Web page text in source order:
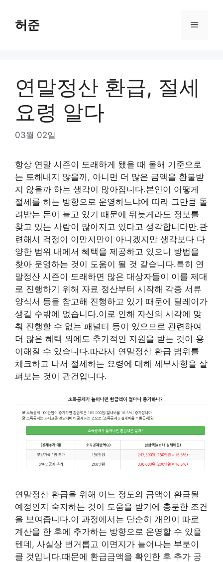
content
허준 Menu
연말정산 환급, 절세
요령 알다
03월 02일
항상 연말 시즌이 도래하게 됐을 때 올해 기준으로
는 토해내지 않을까, 아니면 더 많은 금액을 환불받
지 않을까 하는 생각이 많아집니다.본인이 어떻게
절세를 하는 방향으로 운영하느냐에 따라 그만큼 돌
려받는 돈이 늘고 있기 때문에 뒤늦게라도 정보를
찾고 있는 사람이 많아지고 있다고 생각합니다만.관
련해서 걱정이 이만저만이 아니겠지만 생각보다 다
양한 범위 내에서 혜택을 제공하고 있으니 방법을
찾아 운영하는 것이 도움이 될 것 같습니다.특히 연
말정산 시즌이 도래하면 많은 대상자들이 이를 제대
로 진행하기 위해 자료 정산부터 시작해 각종 서류
양식서 등을 참고해 진행하고 있기 때문에 딜레이가
생길 수밖에 없습니다.이로 인해 자신의 시각에 맞
춰 진행할 수 없는 패널티 등이 있으므로 관련하여
더 많은 혜택 외에도 추가적인 지원을 받는 것이 용
이해질 수 있습니다.따라서 연말정산 환급 범위를
체크하고 나서 절세하는 요령에 대해 세부사항을 살
펴보는 것이 관건입니다.
연말정산 환급을 위해 어느 정도의 금액이 환급될
예정인지 숙지하는 것이 도움을 받기에 충분한 조건
을 보여줍니다.이 과정에서는 단순히 개인이 따로
계산을 한 후에 추가하는 방향으로 운영할 수 있을
텐데, 사실상 번거롭고 이면지가 늘어나는 부분이
클 것입니다.때문에 환급금액을 확인한 후 추가 공